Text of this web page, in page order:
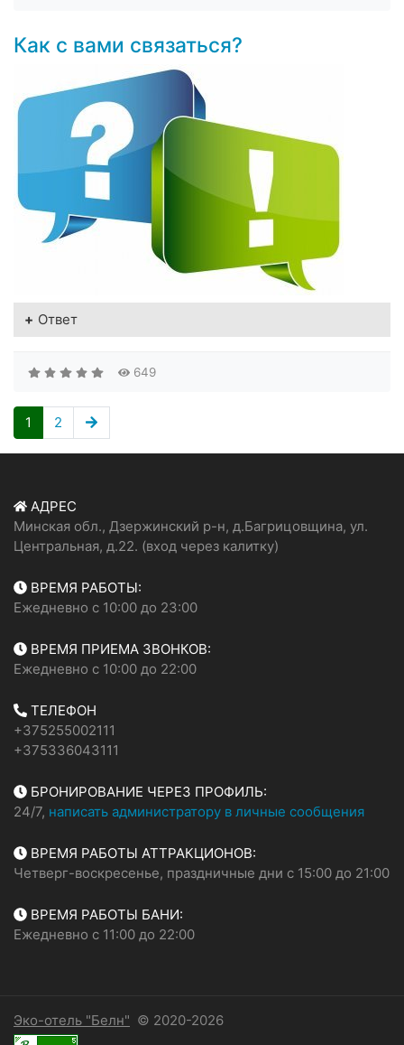
Как с вами связаться?
Ответ
649
1 2
АДРЕС
Минская обл., Дзержинский р-н, д.Багрицовщина, ул.
Центральная, д.22. (вход через калитку)
ВРЕМЯ РАБОТЫ:
Ежедневно с 10:00 до 23:00
ВРЕМЯ ПРИЕМА ЗВОНКОВ:
Ежедневно с 10:00 до 22:00
ТЕЛЕФОН
+375255002111
+375336043111
БРОНИРОВАНИЕ ЧЕРЕЗ ПРОФИЛЬ:
24/7, написать администратору в личные сообщения
ВРЕМЯ РАБОТЫ АТТРАКЦИОНОВ:
Четверг-воскресенье, праздничные дни с 15:00 до 21:00
ВРЕМЯ РАБОТЫ БАНИ:
Ежедневно с 11:00 до 22:00
Эко-отель "Белн" © 2020-2026